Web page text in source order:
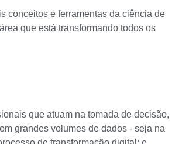
conceitos e ferramentas da ciência de
que está transformando todos os
que atuam na tomada de decisão,
grandes volumes de dados - seja na